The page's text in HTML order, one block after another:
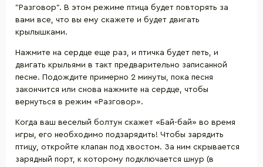
"Разговор". В этом режиме птица будет повторять за
вами все, что вы ему скажете и будет двигать
крылышками.
Нажмите на сердце еще раз, и птичка будет петь, и
двигать крыльями в такт предварительно записанной
песне. Подождите примерно 2 минуты, пока песня
закончится или снова нажмите на сердце, чтобы
вернуться в режим «Разговор».
Когда ваш веселый болтун скажет «Бай-бай» во время
игры, его необходимо подзарядить! Чтобы зарядить
птицу, откройте клапан под хвостом. За ним скрывается
зарядный порт, к которому подключается шнур (в